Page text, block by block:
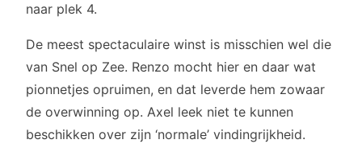
naar plek 4.
De meest spectaculaire winst is misschien wel die
van Snel op Zee. Renzo mocht hier en daar wat
pionnetjes opruimen, en dat leverde hem zowaar
de overwinning op. Axel leek niet te kunnen
beschikken over zijn ‘normale’ vindingrijkheid.